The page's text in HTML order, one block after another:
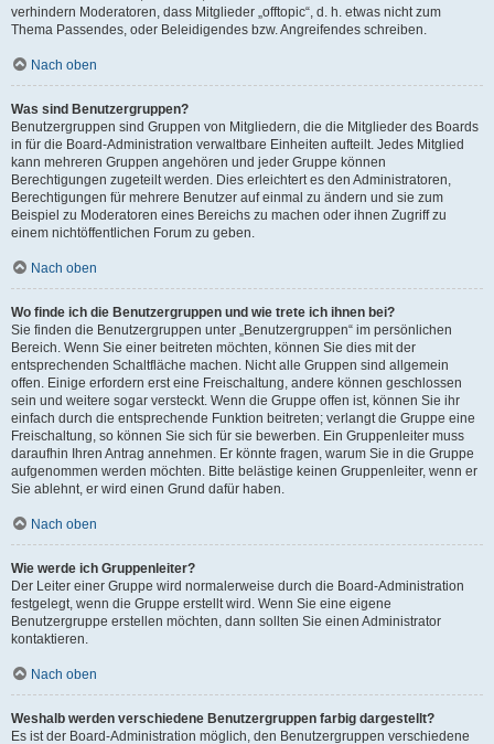
verhindern Moderatoren, dass Mitglieder „offtopic“, d. h. etwas nicht zum
Thema Passendes, oder Beleidigendes bzw. Angreifendes schreiben.
Nach oben
Was sind Benutzergruppen?
Benutzergruppen sind Gruppen von Mitgliedern, die die Mitglieder des Boards
in für die Board-Administration verwaltbare Einheiten aufteilt. Jedes Mitglied
kann mehreren Gruppen angehören und jeder Gruppe können
Berechtigungen zugeteilt werden. Dies erleichtert es den Administratoren,
Berechtigungen für mehrere Benutzer auf einmal zu ändern und sie zum
Beispiel zu Moderatoren eines Bereichs zu machen oder ihnen Zugriff zu
einem nichtöffentlichen Forum zu geben.
Nach oben
Wo finde ich die Benutzergruppen und wie trete ich ihnen bei?
Sie finden die Benutzergruppen unter „Benutzergruppen“ im persönlichen
Bereich. Wenn Sie einer beitreten möchten, können Sie dies mit der
entsprechenden Schaltfläche machen. Nicht alle Gruppen sind allgemein
offen. Einige erfordern erst eine Freischaltung, andere können geschlossen
sein und weitere sogar versteckt. Wenn die Gruppe offen ist, können Sie ihr
einfach durch die entsprechende Funktion beitreten; verlangt die Gruppe eine
Freischaltung, so können Sie sich für sie bewerben. Ein Gruppenleiter muss
daraufhin Ihren Antrag annehmen. Er könnte fragen, warum Sie in die Gruppe
aufgenommen werden möchten. Bitte belästige keinen Gruppenleiter, wenn er
Sie ablehnt, er wird einen Grund dafür haben.
Nach oben
Wie werde ich Gruppenleiter?
Der Leiter einer Gruppe wird normalerweise durch die Board-Administration
festgelegt, wenn die Gruppe erstellt wird. Wenn Sie eine eigene
Benutzergruppe erstellen möchten, dann sollten Sie einen Administrator
kontaktieren.
Nach oben
Weshalb werden verschiedene Benutzergruppen farbig dargestellt?
Es ist der Board-Administration möglich, den Benutzergruppen verschiedene